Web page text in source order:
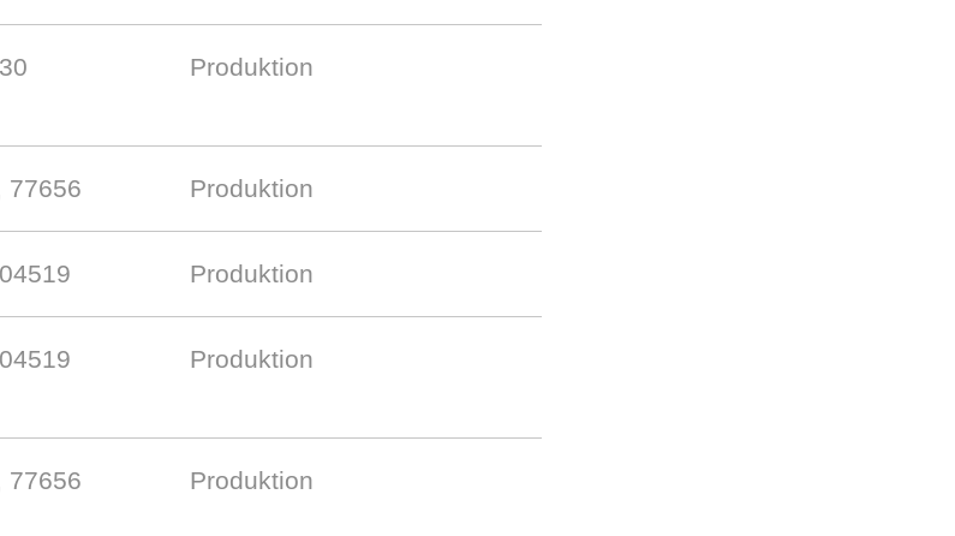
Produktion
77656 Produktion
Produktion
Produktion
77656 Produktion